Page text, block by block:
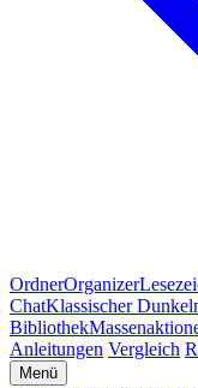
OrdnerOrganizer
ChatKlassischer
Bibliothek
Anleitungen Vergleich
Menü